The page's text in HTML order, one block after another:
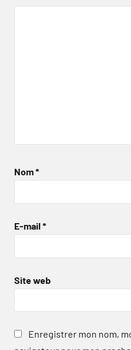
Nom*
E-mail *
Site web
Enregistrer mon nom,